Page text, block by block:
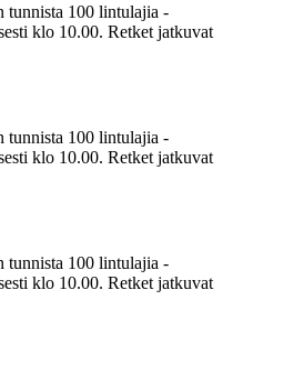
tunnista 100 lintulajia -
klo 10.00. Retket jatkuvat
tunnista 100 lintulajia -
klo 10.00. Retket jatkuvat
tunnista 100 lintulajia -
klo 10.00. Retket jatkuvat